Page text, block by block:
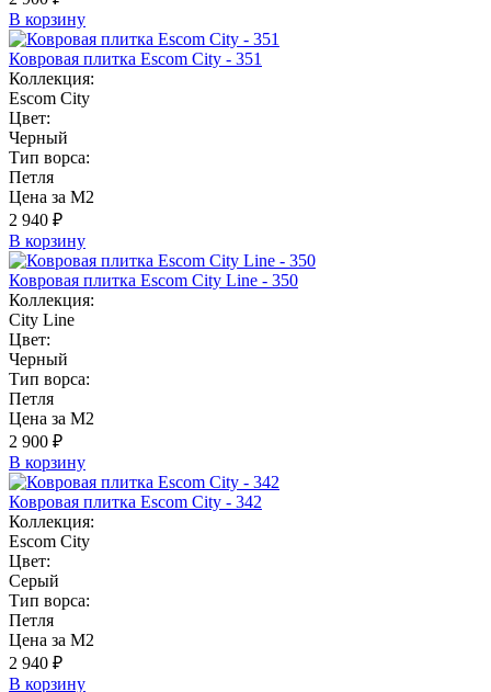
В корзину
Ковровая плитка Escom City - 351
Коллекция:
Escom City
Цвет:
Черный
Тип ворса:
Петля
Цена за М2
2 940 ₽
В корзину
Ковровая плитка Escom City Line - 350
Коллекция:
City Line
Цвет:
Черный
Тип ворса:
Петля
Цена за М2
2 900 ₽
В корзину
Ковровая плитка Escom City - 342
Коллекция:
Escom City
Цвет:
Серый
Тип ворса:
Петля
Цена за М2
2 940 ₽
В корзину